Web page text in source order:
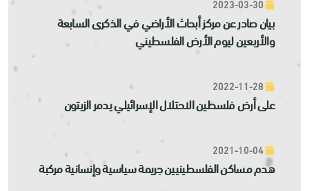
بيان صادر عن مركز أبحاث الأراضي في الذكرى السابعة
والأربعين ليوم الأرض الفلسطيني
على أرض فلسطين الاحتلال الإسرائيلي يدمر الزيتون
هدم مساكن الفلسطينيين جريمة سياسية وإنسانية مركبة